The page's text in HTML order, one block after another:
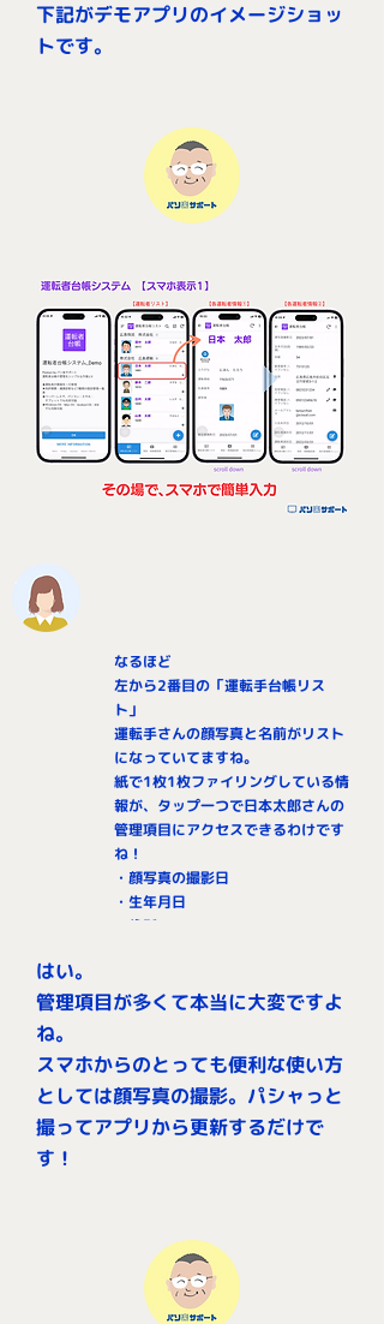
下記がデモアプリのイメージショッ
トです。​
なるほど
左から2番目の「運転手台帳リス
ト」
運転手さんの顔写真と名前がリスト
になっていてますね。
紙で1枚1枚ファイリングしている情
報が、タップ一つで日本太郎さんの
管理項目にアクセスできるわけです
ね！
・顔写真の撮影日
・生年月日
・住所
はい。
管理項目が多くて本当に大変ですよ
ね。
スマホからのとっても便利な使い方
としては顔写真の撮影。パシャっと
撮ってアプリから更新するだけで
す！